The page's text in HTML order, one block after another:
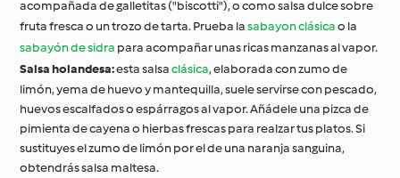
acompañada de galletitas ("biscotti"), o como salsa dulce sobre
fruta fresca o un trozo de tarta. Prueba lasabayon clásicao la
sabayón de sidra para acompañar unas ricas manzanas al vapor.
Salsa holandesa:esta salsaclásica, elaborada con zumo de
limón, yema de huevo y mantequilla, suele servirse con pescado,
huevos escalfados o espárragos al vapor. Añádele una pizca de
pimienta de cayena o hierbas frescas para realzar tus platos. Si
sustituyes el zumo de limón por el de una naranja sanguina,
obtendrás salsa maltesa.